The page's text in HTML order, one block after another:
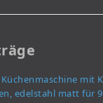
mit
edelstahl matt für